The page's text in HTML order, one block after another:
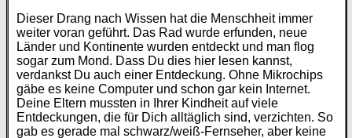
Dieser Drang nach Wissen hat die Menschheit immer
weiter voran geführt. Das Rad wurde erfunden, neue
Länder und Kontinente wurden entdeckt und man flog
sogar zum Mond. Dass Du dies hier lesen kannst,
verdankst Du auch einer Entdeckung. Ohne Mikrochips
gäbe es keine Computer und schon gar kein Internet.
Deine Eltern mussten in Ihrer Kindheit auf viele
Entdeckungen, die für Dich alltäglich sind, verzichten. So
gab es gerade mal schwarz/weiß-Fernseher, aber keine